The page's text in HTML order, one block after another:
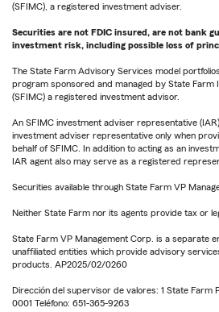
(SFIMC), a registered investment adviser.
Securities are not FDIC insured, are not bank
investment risk, including possible loss of
The State Farm Advisory Services model
program sponsored and managed by State Farm
(SFIMC) a registered investment advisor.
An SFIMC investment adviser representative
investment adviser representative only when
behalf of SFIMC. In addition to acting as an
IAR agent also may serve as a registered
Securities available through State Farm VP
Neither State Farm nor its agents provide tax or
State Farm VP Management Corp. is a separate
unaffiliated entities which provide advisory
products. AP2025/02/0260
Dirección del supervisor de valores: 1 State Farm
0001 Teléfono: 651-365-9263